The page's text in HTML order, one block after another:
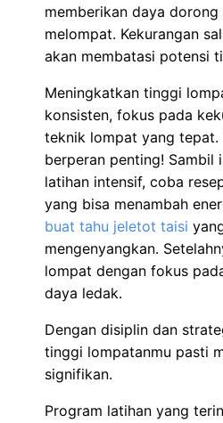
memberikan daya
melompat. Kekurangan
akan membatasi potensi
Meningkatkan tinggi
konsisten, fokus pada
teknik lompat yang tepat.
berperan penting! Sambil
latihan intensif, coba
yang bisa menambah
buat tahu jeletot taisi
mengenyangkan.
lompat dengan fokus
daya ledak.
Dengan disiplin dan
tinggi lompatanmu pasti
signifikan.
Program latihan yang